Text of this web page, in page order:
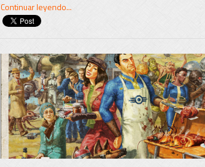
Continuar leyendo...